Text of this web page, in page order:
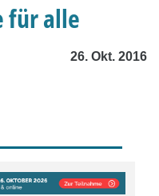
für alle
26. Okt. 2016